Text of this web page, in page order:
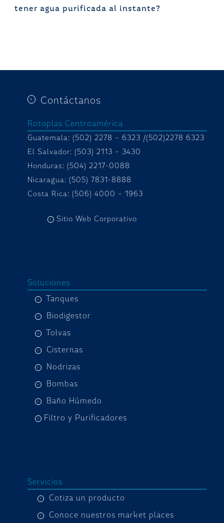
tener agua purificada al instante?
Contáctanos
Rotoplas Centroamérica
Guatemala: (502) 2278 – 6323 /(502)2278 6323
El Salvador: (503) 2113 – 3430
Honduras: (504) 2217-0088
Nicaragua: (505) 7831-8888
Costa Rica: (506) 4000 – 1963
Sitio Web Corporativo
Soluciones
Tanques
Biodigestor
Tolvas
Cisternas
Nodrizas
Bombas
Baño Húmedo
Filtro y Purificadores
Servicios
Cotiza un producto
Conoce nuestros market places